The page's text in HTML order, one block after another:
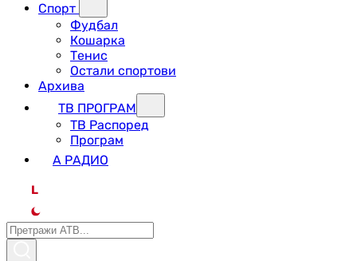
Спорт
Фудбал
Кошарка
Тенис
Остали спортови
Архива
ТВ ПРОГРАМ
ТВ Распоред
Програм
А РАДИО
L